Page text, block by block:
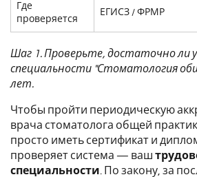
Где
проверяется
ЕГИСЗ / ФРМР
Шаг 1. Проверьте, достаточно ли
специальности "Стоматология
лет.
Чтобы пройти периодическую
врача стоматолога общей
просто иметь сертификат и
проверяет система — ваш
специальности . По закону, за